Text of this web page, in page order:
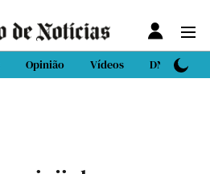
Opinião Vídeos DN Sport